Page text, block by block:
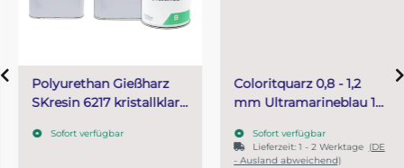
Polyurethan Gießharz
SKresin 6217 kristallklar
Sofort verfügbar
Coloritquarz 0,8 - 1,2
mm Ultramarineblau 1
Sofort verfügbar
Lieferzeit:1 - 2 Werktage(DE
- Ausland abweichend)